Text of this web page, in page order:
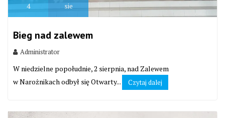
4 sie
Bieg nad zalewem
Administrator
W niedzielne popołudnie, 2 sierpnia, nad Zalewem
w Narożnikach odbył się Otwarty...
Czytaj dalej